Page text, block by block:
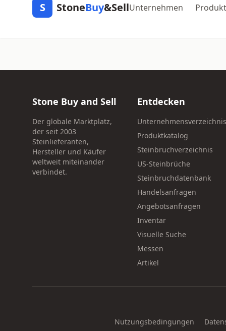
S StoneBuy&SellUnternehmen
Stone Buy and Sell
Der globale Marktplatz,
der seit 2003
Steinlieferanten,
Hersteller und Käufer
weltweit miteinander
verbindet.
Entdecken
Unternehmensverzeichnis
Produktkatalog
Steinbruchverzeichnis
US-Steinbrüche
Steinbruchdatenbank
Handelsanfragen
Angebotsanfragen
Inventar
Visuelle Suche
Messen
Artikel
Nutzungsbedingungen